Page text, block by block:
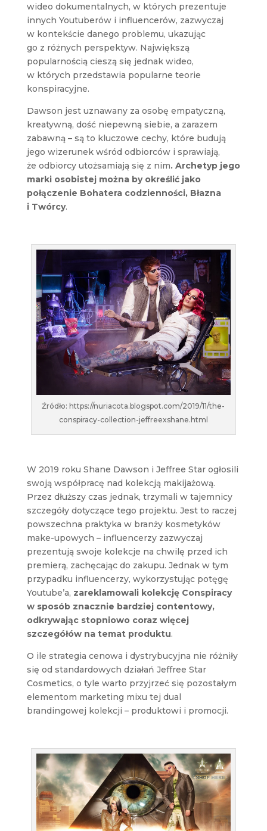
wideo dokumentalnych, w których prezentuje
innych Youtuberów i influencerów, zazwyczaj
w kontekście danego problemu, ukazując
go z różnych perspektyw. Największą
popularnością cieszą się jednak wideo,
w których przedstawia popularne teorie
konspiracyjne.
Dawson jest uznawany za osobę empatyczną,
kreatywną, dość niepewną siebie, a zarazem
zabawną – są to kluczowe cechy, które budują
jego wizerunek wśród odbiorców i sprawiają,
że odbiorcy utożsamiają się z nim. Archetyp jego
marki osobistej można by określić jako
połączenie Bohatera codzienności, Błazna
i Twórcy.
Źródło: https://nuriacota.blogspot.com/2019/11/the-
conspiracy-collection-jeffreexshane.html
W 2019 roku Shane Dawson i Jeffree Star ogłosili
swoją współpracę nad kolekcją makijażową.
Przez dłuższy czas jednak, trzymali w tajemnicy
szczegóły dotyczące tego projektu. Jest to raczej
powszechna praktyka w branży kosmetyków
make-upowych – influencerzy zazwyczaj
prezentują swoje kolekcje na chwilę przed ich
premierą, zachęcając do zakupu. Jednak w tym
przypadku influencerzy, wykorzystując potęgę
Youtube’a, zareklamowali kolekcję Conspiracy
w sposób znacznie bardziej contentowy,
odkrywając stopniowo coraz więcej
szczegółów na temat produktu.
O ile strategia cenowa i dystrybucyjna nie różniły
się od standardowych działań Jeffree Star
Cosmetics, o tyle warto przyjrzeć się pozostałym
elementom marketing mixu tej dual
brandingowej kolekcji – produktowi i promocji.